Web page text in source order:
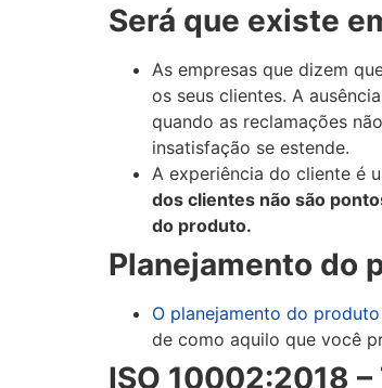
Será que existe
As empresas que dizem
os seus clientes. A
quando as reclamações
insatisfação se estende.
A experiência do cliente é
dos clientes não são
do produto.
Planejamento do
O planejamento do
de como aquilo que você
ISO 10002:2018